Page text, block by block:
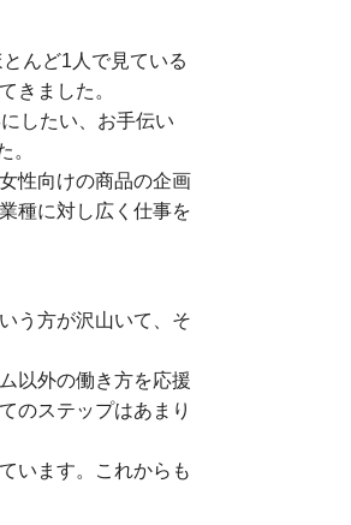
んど1人で見ている
きました。
したい、お手伝い
。
性向けの商品の企画
種に対し広く仕事を
う方が沢山いて、そ
以外の働き方を応援
のステップはあまり
います。これからも